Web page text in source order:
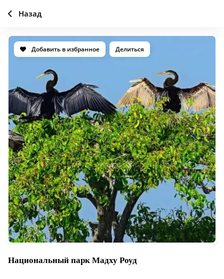
Добавить в избранное Делиться
Национальный парк Мадху Роуд
Назад